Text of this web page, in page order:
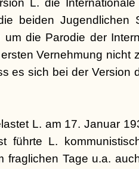
L. die
beiden
die Parodie der
Vernehmung nicht
es sich bei der Version
L. am 17. Januar
führte L.
fraglichen Tage u.a.